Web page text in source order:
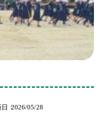
2026/05/28